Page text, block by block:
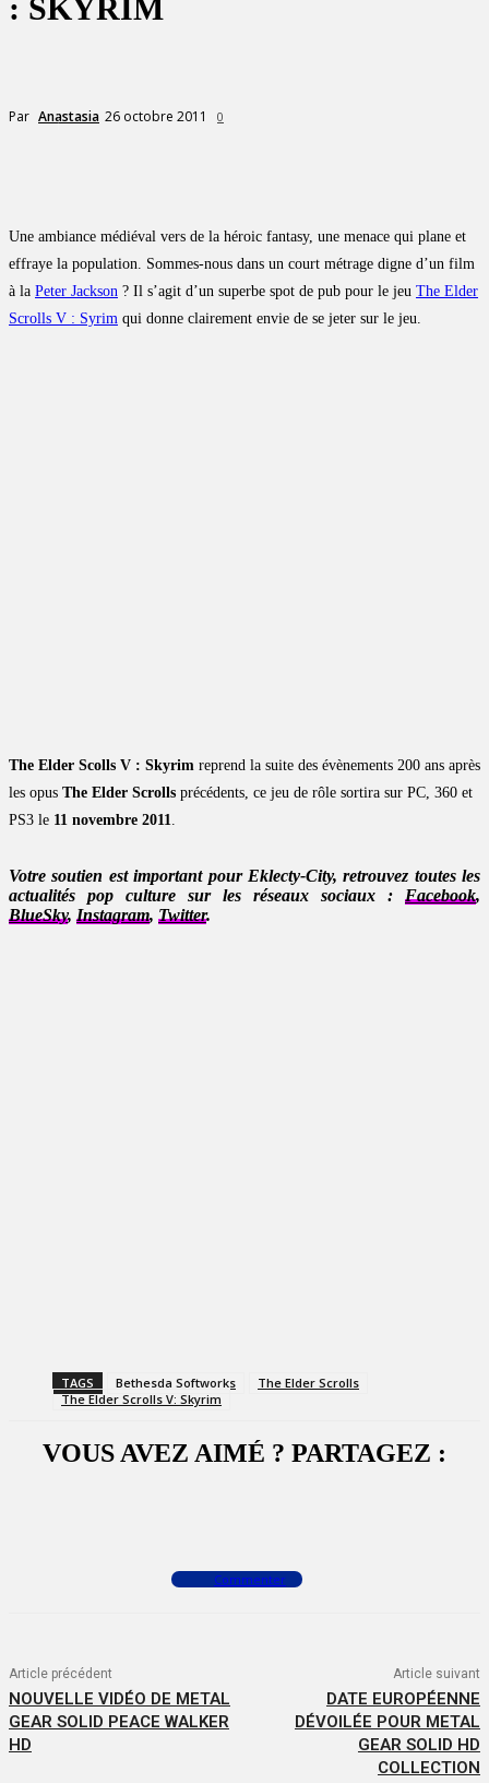
: SKYRIM
Par Anastasia 26 octobre 2011 0
Une ambiance médiéval vers de la héroic fantasy, une menace qui plane et
effraye la population. Sommes-nous dans un court métrage digne d’un film
à la Peter Jackson ? Il s’agit d’un superbe spot de pub pour le jeu The Elder
Scrolls V : Syrim qui donne clairement envie de se jeter sur le jeu.
The Elder Scolls V : Skyrim reprend la suite des évènements 200 ans après
les opus The Elder Scrolls précédents, ce jeu de rôle sortira sur PC, 360 et
PS3 le 11 novembre 2011.
Votre soutien est important pour Eklecty-City, retrouvez toutes les
actualités pop culture sur les réseaux sociaux : Facebook,
BlueSky, Instagram, Twitter.
TAGS Bethesda Softworks
The Elder Scrolls
The Elder Scrolls V: Skyrim
VOUS AVEZ AIMÉ ? PARTAGEZ :
Commenter
Article précédent
NOUVELLE VIDÉO DE METAL
GEAR SOLID PEACE WALKER
HD
Article suivant
DATE EUROPÉENNE
DÉVOILÉE POUR METAL
GEAR SOLID HD
COLLECTION